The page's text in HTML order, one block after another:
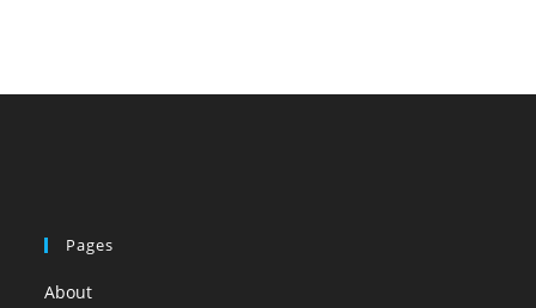
Pages
About